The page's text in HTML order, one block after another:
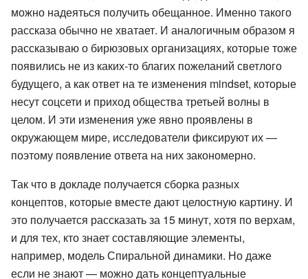
можно надеяться получить обещанное. Именно такого
рассказа обычно не хватает. И аналогичным образом я
рассказываю о бирюзовых организациях, которые тоже
появились не из каких-то благих пожеланий светлого
будущего, а как ответ на те изменения mindset, которые
несут соцсети и приход общества третьей волны в
целом. И эти изменения уже явно проявлены в
окружающем мире, исследователи фиксируют их —
поэтому появление ответа на них закономерно.
Так что в докладе получается сборка разных
концептов, которые вместе дают целостную картину. И
это получается рассказать за 15 минут, хотя по верхам,
и для тех, кто знает составляющие элементы,
например, модель Спиральной динамики. Но даже
если не знают — можно дать концептуальные